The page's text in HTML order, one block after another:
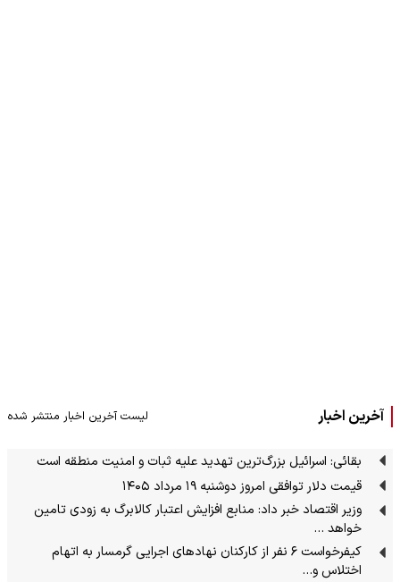
آخرین اخبار لیست آخرین اخبار منتشر شده
بقائی: اسرائیل بزرگ‌ترین تهدید علیه ثبات و امنیت منطقه است
قیمت دلار توافقی امروز دوشنبه ۱۹ مرداد ۱۴۰۵
وزیر اقتصاد خبر داد: منابع افزایش اعتبار کالابرگ به زودی تامین
خواهد …
کیفرخواست ۶ نفر از کارکنان نهادهای اجرایی گرمسار به اتهام
اختلاس و…